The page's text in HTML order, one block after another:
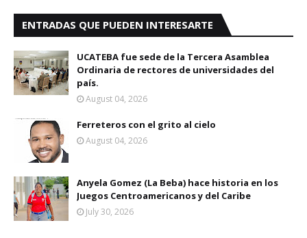
ENTRADAS QUE PUEDEN INTERESARTE
UCATEBA fue sede de la Tercera Asamblea
Ordinaria de rectores de universidades del
país.
August 04, 2026
Ferreteros con el grito al cielo
August 04, 2026
Anyela Gomez (La Beba) hace historia en los
Juegos Centroamericanos y del Caribe
July 30, 2026